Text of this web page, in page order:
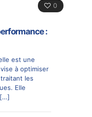
0
:
est une
à optimiser
les
Elle
[…]